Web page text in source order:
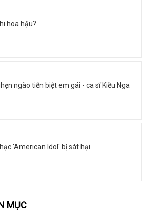
hoa hậu?
ngào tiễn biệt em gái - ca sĩ Kiều Nga
'American Idol' bị sát hại
MỤC